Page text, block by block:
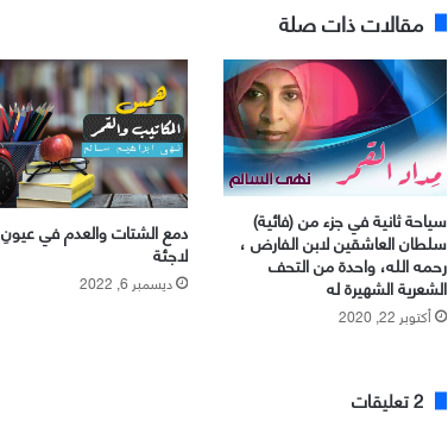
مقالات ذات صلة
سياحة ثانية في جزء من (فائية)
سلطان العاشقين لابن الفارض ،
رحمه الله، واحدة من التحف
الشعرية الشهيرة له
أكتوبر 22, 2020
دمع الشتات والعدم في عيونِ
لاجئة
ديسمبر 6, 2022
‫2 تعليقات